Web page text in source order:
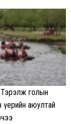
голын
үерийн аюултай